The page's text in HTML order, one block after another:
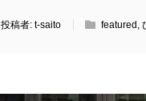
投稿者: t-saito featured ,